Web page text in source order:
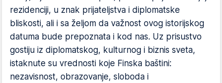
rezidenciji, u znak prijateljstva i diplomatske
bliskosti, ali i sa željom da važnost ovog istorijskog
datuma bude prepoznata i kod nas. Uz prisustvo
gostiju iz diplomatskog, kulturnog i biznis sveta,
istaknute su vrednosti koje Finska baštini:
nezavisnost, obrazovanje, sloboda i